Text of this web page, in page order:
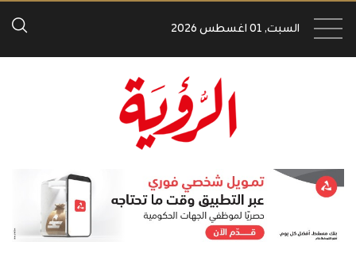
السبت, 01 اغسطس 2026